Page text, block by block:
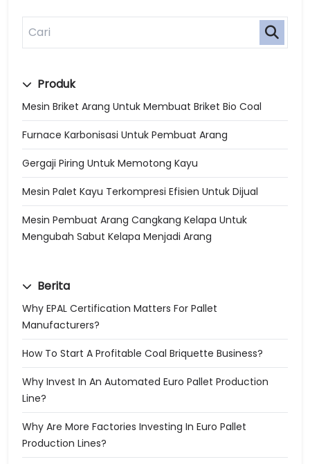
Produk
Mesin Briket Arang Untuk Membuat Briket Bio Coal
Furnace Karbonisasi Untuk Pembuat Arang
Gergaji Piring Untuk Memotong Kayu
Mesin Palet Kayu Terkompresi Efisien Untuk Dijual
Mesin Pembuat Arang Cangkang Kelapa Untuk
Mengubah Sabut Kelapa Menjadi Arang
Berita
Why EPAL Certification Matters For Pallet
Manufacturers?
How To Start A Profitable Coal Briquette Business?
Why Invest In An Automated Euro Pallet Production
Line?
Why Are More Factories Investing In Euro Pallet
Production Lines?